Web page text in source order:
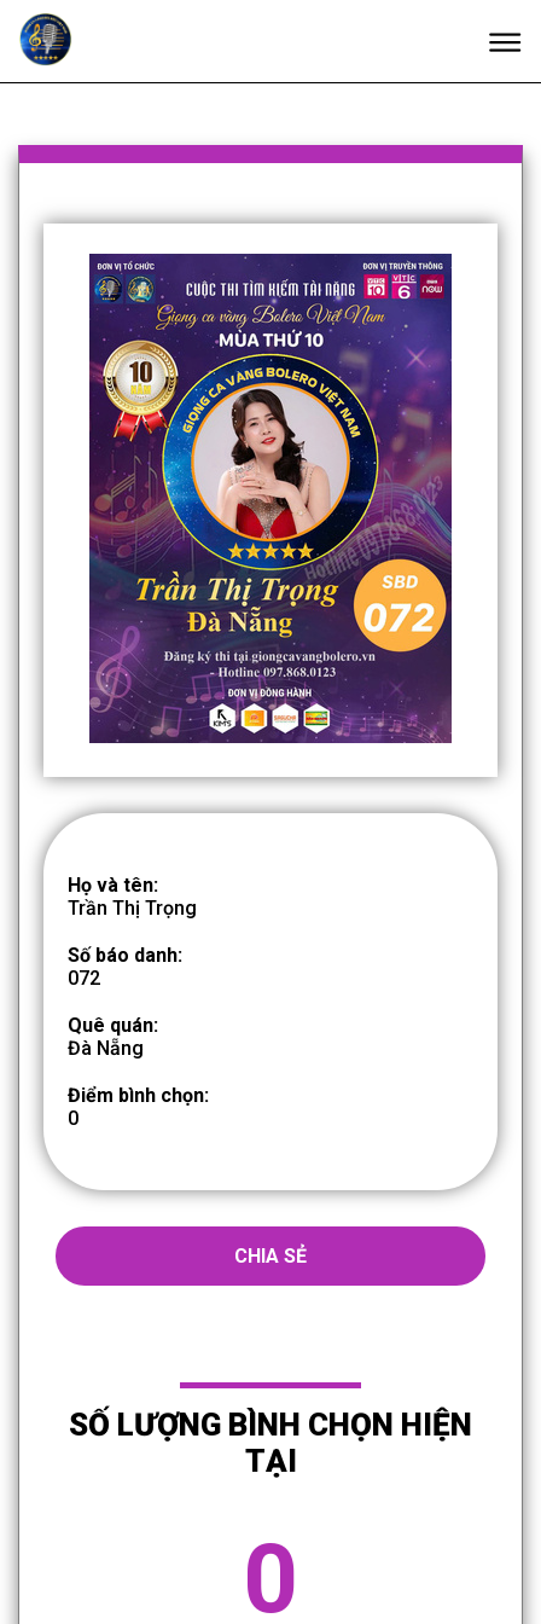
Họ và tên:
Trần Thị Trọng
Số báo danh:
072
Quê quán:
Đà Nẵng
Điểm bình chọn:
0
CHIA SẺ
SỐ LƯỢNG BÌNH CHỌN HIỆN
TẠI
0